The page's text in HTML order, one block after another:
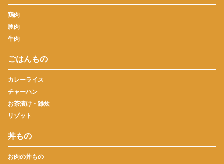
鶏肉
豚肉
牛肉
ごはんもの
カレーライス
チャーハン
お茶漬け・雑炊
リゾット
丼もの
お肉の丼もの